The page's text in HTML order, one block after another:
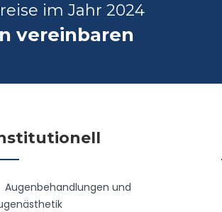
im Jahr 2024
vereinbaren
Augenbehandlungen und